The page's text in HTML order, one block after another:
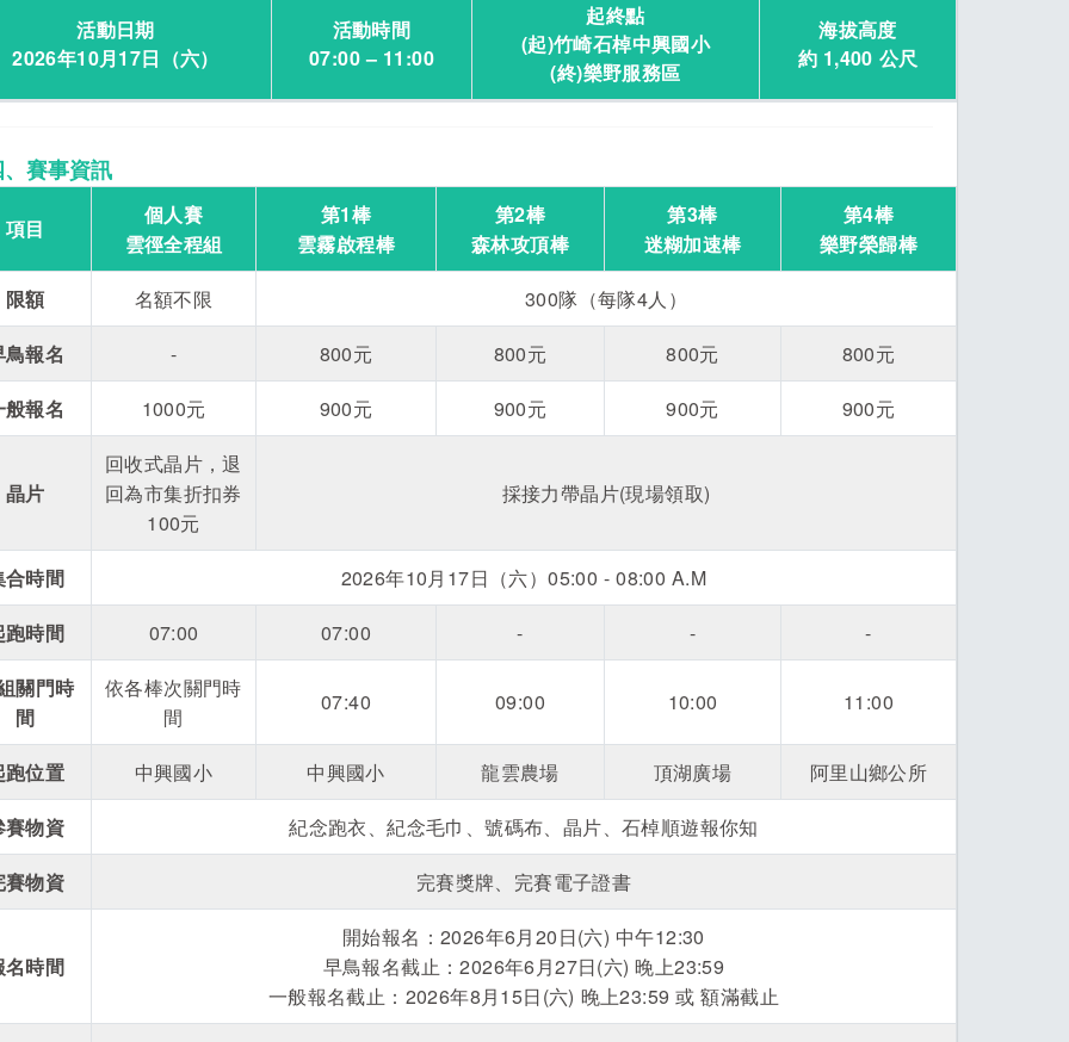
活動日期
2026年10月17日（六）
活動時間
07:00 – 11:00
起終點
(起)竹崎石棹中興國小
(終)樂野服務區
海拔高度
約 1,400 公尺
賽事資訊
項目
個人賽
雲徑全程組
第1棒
雲霧啟程棒
第2棒
森林攻頂棒
第3棒
迷糊加速棒
第4棒
樂野榮歸棒
限額
名額不限
300隊（每隊4人）
鳥報名
- 800元 800元 800元
800元
般報名
1000元 900元 900元 900元 900元
晶片
回收式晶片，退
回為市集折扣券
100元
採接力帶晶片(現場領取)
合時間
2026年10月17日（六）05:00 - 08:00 A.M
跑時間
07:00 07:00 - -
-
關門時
間
依各棒次關門時
間
07:40 09:00 10:00 11:00
跑位置 中興國小 中興國小 龍雲農場 頂湖廣場
阿里山鄉公所
賽物資
紀念跑衣、紀念毛巾、號碼布、晶片、石棹順遊報你知
賽物資
完賽獎牌、完賽電子證書
名時間
開始報名：2026年6月20日(六) 中午12:30
早鳥報名截止：2026年6月27日(六) 晚上23:59
一般報名截止：2026年8月15日(六) 晚上23:59 或 額滿截止